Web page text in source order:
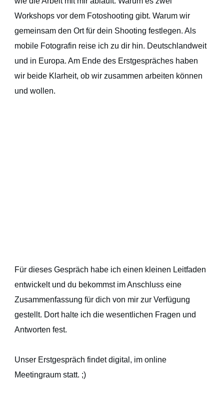
Workshops vor dem Fotoshooting gibt. Warum wir
gemeinsam den Ort für dein Shooting festlegen. Als
mobile Fotografin reise ich zu dir hin. Deutschlandweit
und in Europa. Am Ende des Erstgespräches haben
wir beide Klarheit, ob wir zusammen arbeiten können
und wollen.
Für dieses Gespräch habe ich einen kleinen Leitfaden
entwickelt und du bekommst im Anschluss eine
Zusammenfassung für dich von mir zur Verfügung
gestellt. Dort halte ich die wesentlichen Fragen und
Antworten fest.
Unser Erstgespräch findet digital, im online
Meetingraum statt. ;)